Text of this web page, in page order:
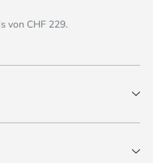
von CHF 229.